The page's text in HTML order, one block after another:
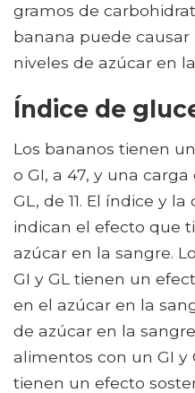
gramos de
banana puede
niveles de azúcar en
Índice de
Los bananos tienen
o GI, a 47, y una
GL, de 11. El índice y
indican el efecto que
azúcar en la sangre.
GI y GL tienen un
en el azúcar en la
de azúcar en la
alimentos con un GI y
tienen un efecto